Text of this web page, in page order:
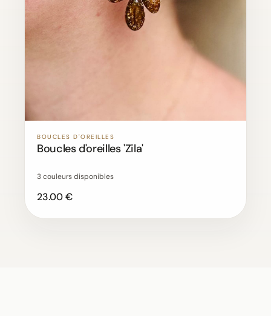
BOUCLES D'OREILLES
Boucles d'oreilles 'Zila'
3 couleurs disponibles
23.00 €